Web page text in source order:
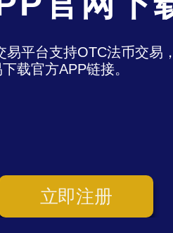
平台支持OTC法币交易
载官方APP链接。
立即注册